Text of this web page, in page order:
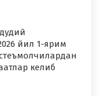
йил 1-ярим
келиб